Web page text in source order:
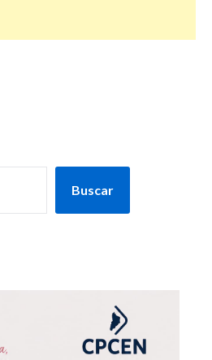
Buscar